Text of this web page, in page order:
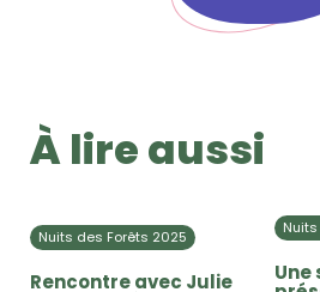
À lire aussi
Nuits des Forêts 2025
Rencontre avec Julie Une